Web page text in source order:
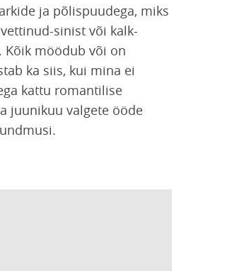
ja põlispuudega, miks
sinist või kalk-
Kõik möödub või on
ka siis, kui mina ei
kattu romantilise
juunikuu valgete ööde